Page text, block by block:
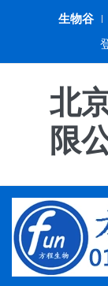
生物谷
北
限